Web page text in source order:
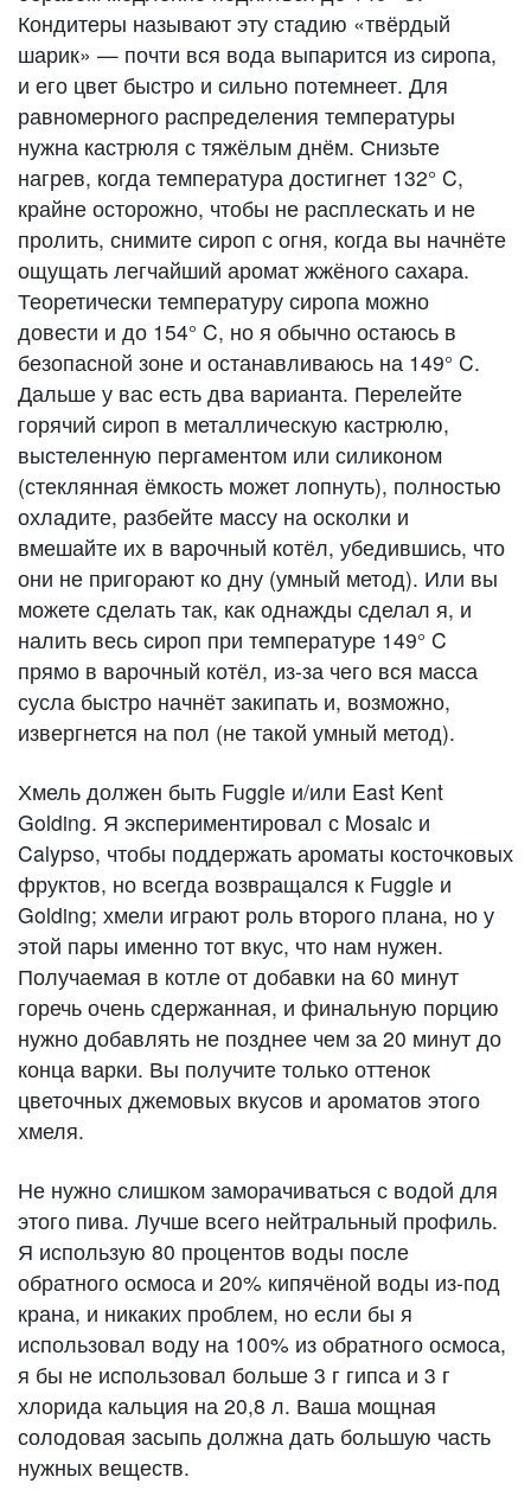
Кондитеры называют эту стадию «твёрдый
шарик» — почти вся вода выпарится из сиропа,
и его цвет быстро и сильно потемнеет. Для
равномерного распределения температуры
нужна кастрюля с тяжёлым днём. Снизьте
нагрев, когда температура достигнет 132° C,
крайне осторожно, чтобы не расплескать и не
пролить, снимите сироп с огня, когда вы начнёте
ощущать легчайший аромат жжёного сахара.
Теоретически температуру сиропа можно
довести и до 154° C, но я обычно остаюсь в
безопасной зоне и останавливаюсь на 149° C.
Дальше у вас есть два варианта. Перелейте
горячий сироп в металлическую кастрюлю,
выстеленную пергаментом или силиконом
(стеклянная ёмкость может лопнуть), полностью
охладите, разбейте массу на осколки и
вмешайте их в варочный котёл, убедившись, что
они не пригорают ко дну (умный метод). Или вы
можете сделать так, как однажды сделал я, и
налить весь сироп при температуре 149° C
прямо в варочный котёл, из-за чего вся масса
сусла быстро начнёт закипать и, возможно,
извергнется на пол (не такой умный метод).
Хмель должен быть Fuggle и/или East Kent
Golding. Я экспериментировал с Mosaic и
Calypso, чтобы поддержать ароматы косточковых
фруктов, но всегда возвращался к Fuggle и
Golding; хмели играют роль второго плана, но у
этой пары именно тот вкус, что нам нужен.
Получаемая в котле от добавки на 60 минут
горечь очень сдержанная, и финальную порцию
нужно добавлять не позднее чем за 20 минут до
конца варки. Вы получите только оттенок
цветочных джемовых вкусов и ароматов этого
хмеля.
Не нужно слишком заморачиваться с водой для
этого пива. Лучше всего нейтральный профиль.
Я использую 80 процентов воды после
обратного осмоса и 20% кипячёной воды из-под
крана, и никаких проблем, но если бы я
использовал воду на 100% из обратного осмоса,
я бы не использовал больше 3 г гипса и 3 г
хлорида кальция на 20,8 л. Ваша мощная
солодовая засыпь должна дать большую часть
нужных веществ.